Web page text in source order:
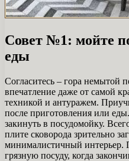
Совет №1: мойте
еды
Согласитесь – гора немытой
впечатление даже от самой
техникой и антуражем.
после приготовления или
закинуть в посудомойку.
плите сковорода зрительно
минималистичный интерьер.
грязную посуду, когда